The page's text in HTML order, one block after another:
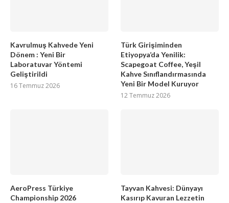
Kavrulmuş Kahvede Yeni
Dönem : Yeni Bir
Laboratuvar Yöntemi
Geliştirildi
16 Temmuz 2026
Türk Girişiminden
Etiyopya’da Yenilik:
Scapegoat Coffee, Yeşil
Kahve Sınıflandırmasında
Yeni Bir Model Kuruyor
12 Temmuz 2026
AeroPress Türkiye
Championship 2026
Tayvan Kahvesi: Dünyayı
Kasırıp Kavuran Lezzetin